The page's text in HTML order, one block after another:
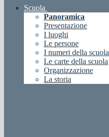
Scuola
Panoramica
Presentazione
I luoghi
Le persone
I numeri della scuola
Le carte della scuola
Organizzazione
La storia